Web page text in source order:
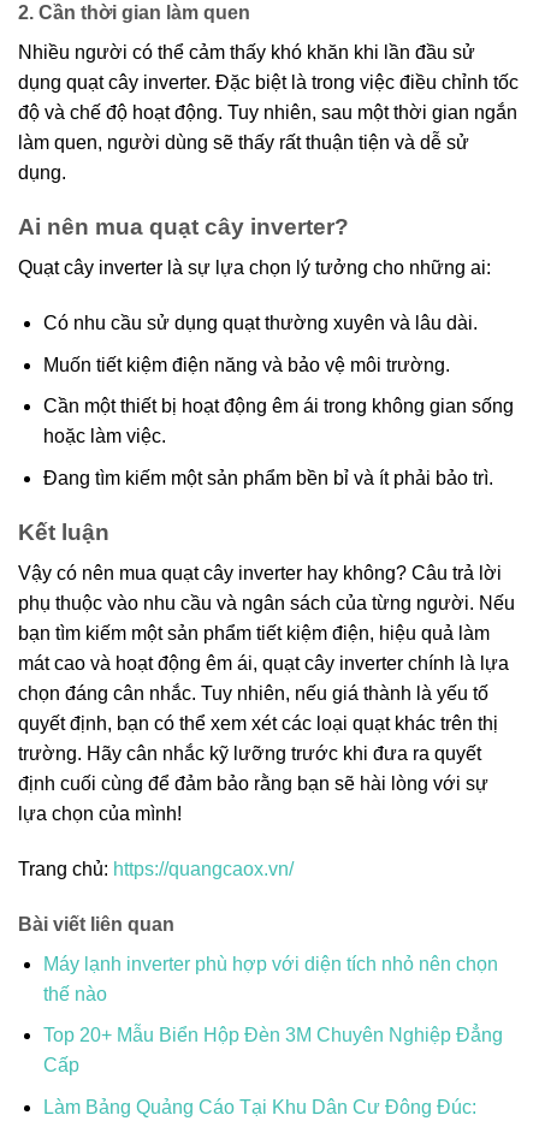
2. Cần thời gian làm quen
Nhiều người có thể cảm thấy khó khăn khi lần đầu sử
dụng quạt cây inverter. Đặc biệt là trong việc điều chỉnh tốc
độ và chế độ hoạt động. Tuy nhiên, sau một thời gian ngắn
làm quen, người dùng sẽ thấy rất thuận tiện và dễ sử
dụng.
Ai nên mua quạt cây inverter?
Quạt cây inverter là sự lựa chọn lý tưởng cho những ai:
Có nhu cầu sử dụng quạt thường xuyên và lâu dài.
Muốn tiết kiệm điện năng và bảo vệ môi trường.
Cần một thiết bị hoạt động êm ái trong không gian sống
hoặc làm việc.
Đang tìm kiếm một sản phẩm bền bỉ và ít phải bảo trì.
Kết luận
Vậy có nên mua quạt cây inverter hay không? Câu trả lời
phụ thuộc vào nhu cầu và ngân sách của từng người. Nếu
bạn tìm kiếm một sản phẩm tiết kiệm điện, hiệu quả làm
mát cao và hoạt động êm ái, quạt cây inverter chính là lựa
chọn đáng cân nhắc. Tuy nhiên, nếu giá thành là yếu tố
quyết định, bạn có thể xem xét các loại quạt khác trên thị
trường. Hãy cân nhắc kỹ lưỡng trước khi đưa ra quyết
định cuối cùng để đảm bảo rằng bạn sẽ hài lòng với sự
lựa chọn của mình!
Trang chủ: https://quangcaox.vn/
Bài viết liên quan
Máy lạnh inverter phù hợp với diện tích nhỏ nên chọn
thế nào
Top 20+ Mẫu Biển Hộp Đèn 3M Chuyên Nghiệp Đẳng
Cấp
Làm Bảng Quảng Cáo Tại Khu Dân Cư Đông Đúc: